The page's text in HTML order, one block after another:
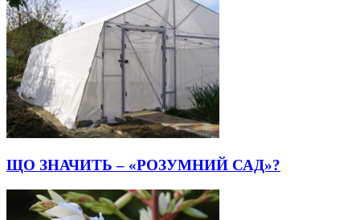
ЩО ЗНАЧИТЬ – «РОЗУМНИЙ САД»?